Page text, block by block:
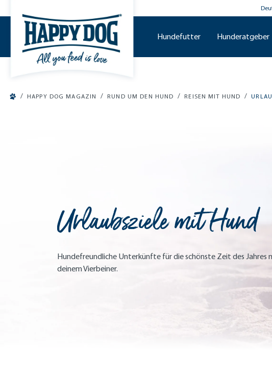
Hundefutter Hunderatgeber
/ HAPPY DOG MAGAZIN / RUND UM DEN HUND / REISEN MIT HUND /
Urlaubsziele mit Hund
Hundefreundliche Unterkünfte für die schönste Zeit des Jahres
deinem Vierbeiner.